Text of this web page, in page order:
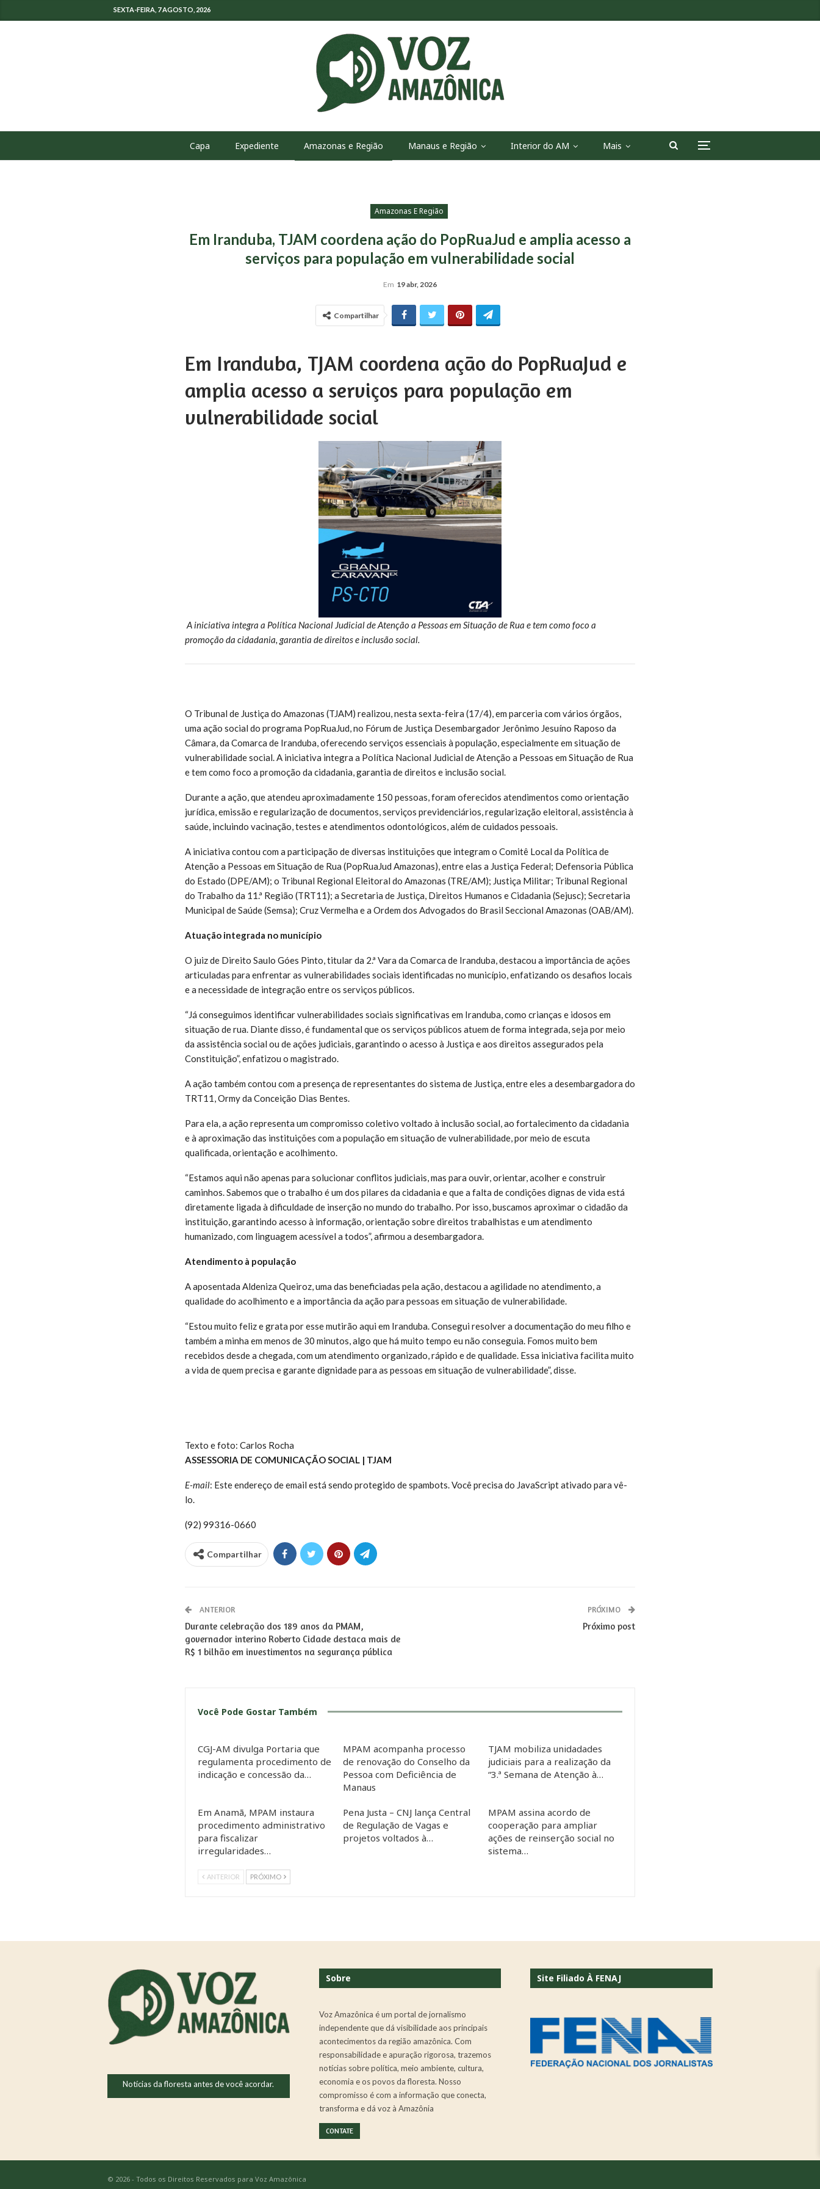
SEXTA-FEIRA, 7 AGOSTO, 2026
Capa Expediente Amazonas e Região Manaus e Região Interior do AM Mais
Amazonas E Região
Em Iranduba, TJAM coordena ação do PopRuaJud e amplia acesso a
serviços para população em vulnerabilidade social
Em 19 abr, 2026
Compartilhar
Em Iranduba, TJAM coordena ação do PopRuaJud e
amplia acesso a serviços para população em
vulnerabilidade social
A iniciativa integra a Política Nacional Judicial de Atenção a Pessoas em Situação de Rua e tem como foco a
promoção da cidadania, garantia de direitos e inclusão social.
O Tribunal de Justiça do Amazonas (TJAM) realizou, nesta sexta-feira (17/4), em parceria com vários órgãos,
uma ação social do programa PopRuaJud, no Fórum de Justiça Desembargador Jerônimo Jesuíno Raposo da
Câmara, da Comarca de Iranduba, oferecendo serviços essenciais à população, especialmente em situação de
vulnerabilidade social. A iniciativa integra a Política Nacional Judicial de Atenção a Pessoas em Situação de Rua
e tem como foco a promoção da cidadania, garantia de direitos e inclusão social.
Durante a ação, que atendeu aproximadamente 150 pessoas, foram oferecidos atendimentos como orientação
jurídica, emissão e regularização de documentos, serviços previdenciários, regularização eleitoral, assistência à
saúde, incluindo vacinação, testes e atendimentos odontológicos, além de cuidados pessoais.
A iniciativa contou com a participação de diversas instituições que integram o Comitê Local da Política de
Atenção a Pessoas em Situação de Rua (PopRuaJud Amazonas), entre elas a Justiça Federal; Defensoria Pública
do Estado (DPE/AM); o Tribunal Regional Eleitoral do Amazonas (TRE/AM); Justiça Militar; Tribunal Regional
do Trabalho da 11.ª Região (TRT11); a Secretaria de Justiça, Direitos Humanos e Cidadania (Sejusc); Secretaria
Municipal de Saúde (Semsa); Cruz Vermelha e a Ordem dos Advogados do Brasil Seccional Amazonas (OAB/AM).
Atuação integrada no município
O juiz de Direito Saulo Góes Pinto, titular da 2.ª Vara da Comarca de Iranduba, destacou a importância de ações
articuladas para enfrentar as vulnerabilidades sociais identificadas no município, enfatizando os desafios locais
e a necessidade de integração entre os serviços públicos.
“Já conseguimos identificar vulnerabilidades sociais significativas em Iranduba, como crianças e idosos em
situação de rua. Diante disso, é fundamental que os serviços públicos atuem de forma integrada, seja por meio
da assistência social ou de ações judiciais, garantindo o acesso à Justiça e aos direitos assegurados pela
Constituição”, enfatizou o magistrado.
A ação também contou com a presença de representantes do sistema de Justiça, entre eles a desembargadora do
TRT11, Ormy da Conceição Dias Bentes.
Para ela, a ação representa um compromisso coletivo voltado à inclusão social, ao fortalecimento da cidadania
e à aproximação das instituições com a população em situação de vulnerabilidade, por meio de escuta
qualificada, orientação e acolhimento.
“Estamos aqui não apenas para solucionar conflitos judiciais, mas para ouvir, orientar, acolher e construir
caminhos. Sabemos que o trabalho é um dos pilares da cidadania e que a falta de condições dignas de vida está
diretamente ligada à dificuldade de inserção no mundo do trabalho. Por isso, buscamos aproximar o cidadão da
instituição, garantindo acesso à informação, orientação sobre direitos trabalhistas e um atendimento
humanizado, com linguagem acessível a todos”, afirmou a desembargadora.
Atendimento à população
A aposentada Aldeniza Queiroz, uma das beneficiadas pela ação, destacou a agilidade no atendimento, a
qualidade do acolhimento e a importância da ação para pessoas em situação de vulnerabilidade.
“Estou muito feliz e grata por esse mutirão aqui em Iranduba. Consegui resolver a documentação do meu filho e
também a minha em menos de 30 minutos, algo que há muito tempo eu não conseguia. Fomos muito bem
recebidos desde a chegada, com um atendimento organizado, rápido e de qualidade. Essa iniciativa facilita muito
a vida de quem precisa e garante dignidade para as pessoas em situação de vulnerabilidade”, disse.
Texto e foto: Carlos Rocha
ASSESSORIA DE COMUNICAÇÃO SOCIAL | TJAM
E-mail: Este endereço de email está sendo protegido de spambots. Você precisa do JavaScript ativado para vê-
lo.
(92) 99316-0660
Compartilhar
ANTERIOR
Durante celebração dos 189 anos da PMAM,
governador interino Roberto Cidade destaca mais de
R$ 1 bilhão em investimentos na segurança pública
PRÓXIMO
Próximo post
Você Pode Gostar Também
CGJ-AM divulga Portaria que
regulamenta procedimento de
indicação e concessão da…
MPAM acompanha processo
de renovação do Conselho da
Pessoa com Deficiência de
Manaus
TJAM mobiliza unidadades
judiciais para a realização da
“3.ª Semana de Atenção à…
Em Anamã, MPAM instaura
procedimento administrativo
para fiscalizar
irregularidades…
Pena Justa – CNJ lança Central
de Regulação de Vagas e
projetos voltados à…
MPAM assina acordo de
cooperação para ampliar
ações de reinserção social no
sistema…
ANTERIOR PRÓXIMO
Notícias da floresta antes de você acordar.
Sobre
Voz Amazônica é um portal de jornalismo
independente que dá visibilidade aos principais
acontecimentos da região amazônica. Com
responsabilidade e apuração rigorosa, trazemos
notícias sobre política, meio ambiente, cultura,
economia e os povos da floresta. Nosso
compromisso é com a informação que conecta,
transforma e dá voz à Amazônia
CONTATE
Site Filiado À FENAJ
© 2026 - Todos os Direitos Reservados para Voz Amazônica